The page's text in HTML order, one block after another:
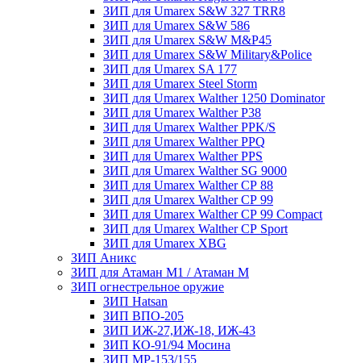
ЗИП для Umarex S&W 327 TRR8
ЗИП для Umarex S&W 586
ЗИП для Umarex S&W M&P45
ЗИП для Umarex S&W Military&Police
ЗИП для Umarex SA 177
ЗИП для Umarex Steel Storm
ЗИП для Umarex Walther 1250 Dominator
ЗИП для Umarex Walther P38
ЗИП для Umarex Walther PPK/S
ЗИП для Umarex Walther PPQ
ЗИП для Umarex Walther PPS
ЗИП для Umarex Walther SG 9000
ЗИП для Umarex Walther СР 88
ЗИП для Umarex Walther СР 99
ЗИП для Umarex Walther СР 99 Compact
ЗИП для Umarex Walther СР Sport
ЗИП для Umarex XBG
ЗИП Аникс
ЗИП для Атаман М1 / Атаман М
ЗИП огнестрельное оружие
ЗИП Hatsan
ЗИП ВПО-205
ЗИП ИЖ-27,ИЖ-18, ИЖ-43
ЗИП КО-91/94 Мосина
ЗИП МР-153/155